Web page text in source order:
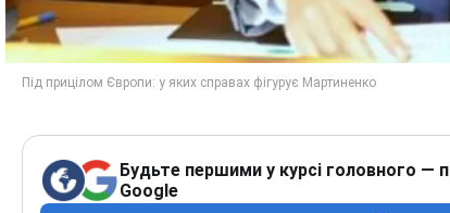
Будьте першими у курсі головного —
Google